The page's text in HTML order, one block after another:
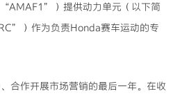
）提供动力单元（以下简
）作为负责Honda赛车运动的专
作开展市场营销的最后一年。在收